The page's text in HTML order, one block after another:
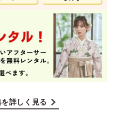
詳しく見る